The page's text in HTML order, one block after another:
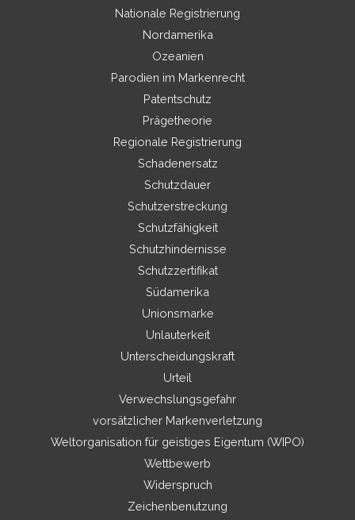
Nationale Registrierung
Nordamerika
Ozeanien
Parodien im Markenrecht
Patentschutz
Prägetheorie
Regionale Registrierung
Schadenersatz
Schutzdauer
Schutzerstreckung
Schutzfähigkeit
Schutzhindernisse
Schutzzertifikat
Südamerika
Unionsmarke
Unlauterkeit
Unterscheidungskraft
Urteil
Verwechslungsgefahr
vorsätzlicher Markenverletzung
Weltorganisation für geistiges Eigentum (WIPO)
Wettbewerb
Widerspruch
Zeichenbenutzung